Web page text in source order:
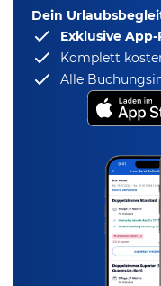
Dein
Exklusive
Komplett
Alle